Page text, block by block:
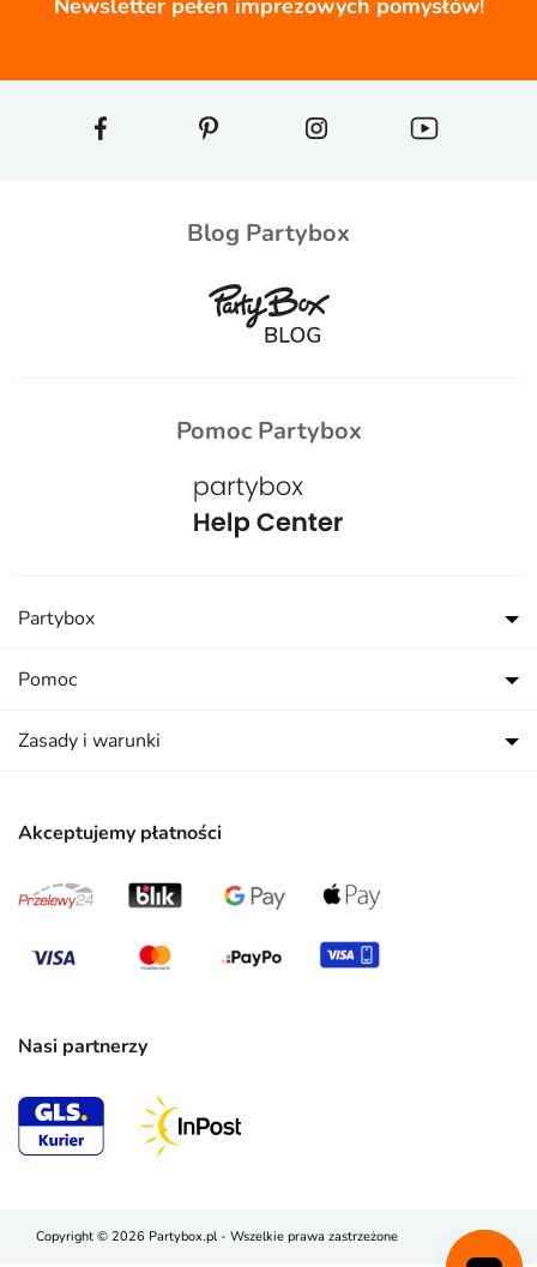
Blog Partybox
Pomoc Partybox
Akceptujemy płatności
Nasi partnerzy
Partybox
Pomoc
Zasady i warunki
Copyright © 2026 Partybox.pl - Wszelkie prawa zastrzeżone